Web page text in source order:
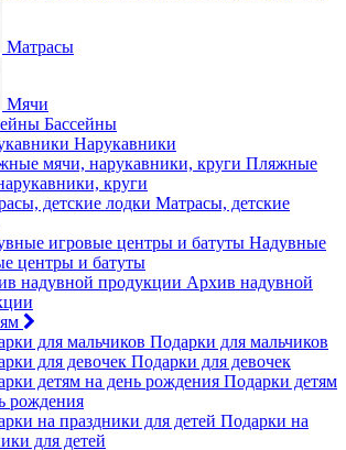
Матрасы
Мячи
Бассейны
Нарукавники
Пляжные
круги
Матрасы, детские
Надувные
центры и батуты
Архив надувной
Подарки для мальчиков
Подарки для девочек
Подарки детям
рождения
Подарки на
для детей